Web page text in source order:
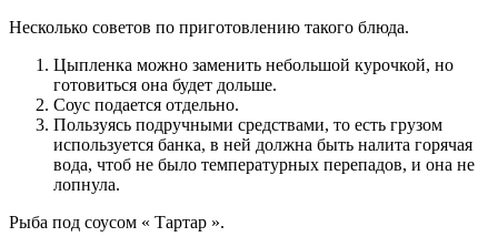
Несколько советов по приготовлению такого блюда.
Цыпленка можно заменить небольшой курочкой, но
готовиться она будет дольше.
Соус подается отдельно.
Пользуясь подручными средствами, то есть грузом
используется банка, в ней должна быть налита горячая
вода, чтоб не было температурных перепадов, и она не
лопнула.
Рыба под соусом « Тартар ».